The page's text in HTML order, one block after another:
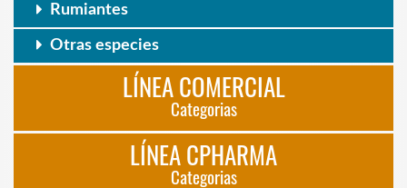
Rumiantes
Otras especies
LÍNEA COMERCIAL
Categorias
LÍNEA CPHARMA
Categorias